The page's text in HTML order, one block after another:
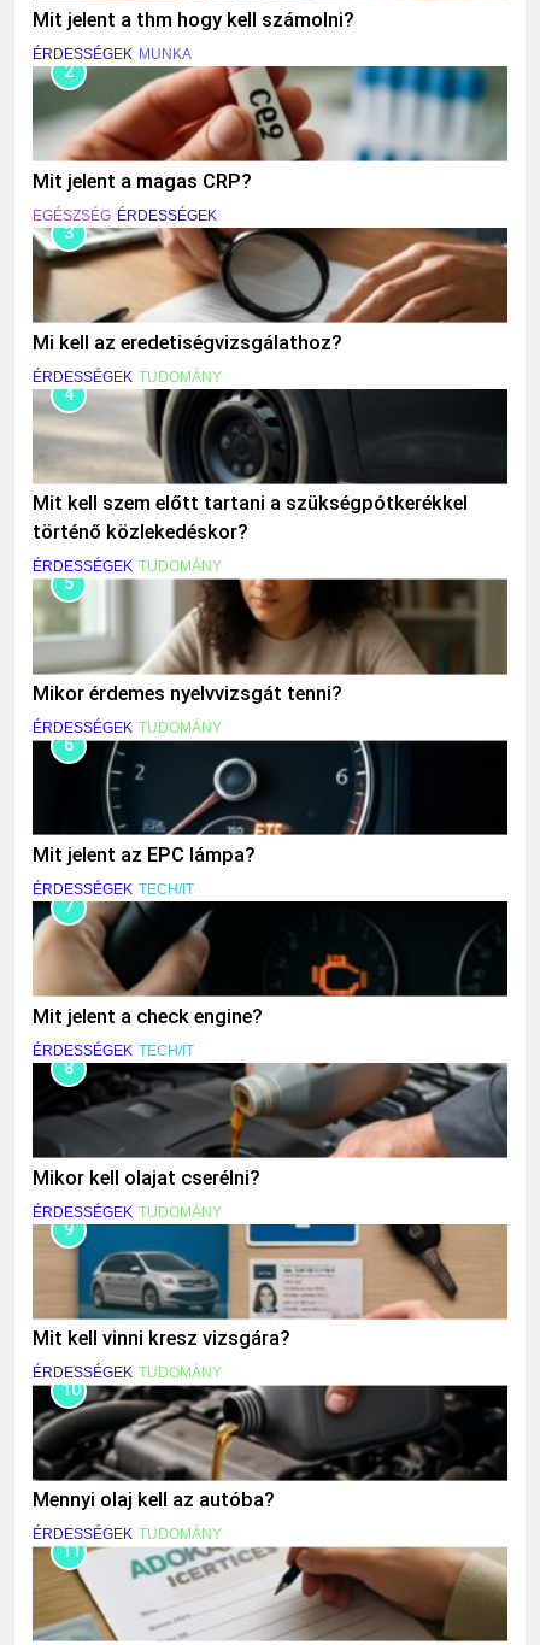
Mit jelent a thm hogy kell számolni?
ÉRDESSÉGEK MUNKA
2
Mit jelent a magas CRP?
EGÉSZSÉG ÉRDESSÉGEK
3
Mi kell az eredetiségvizsgálathoz?
ÉRDESSÉGEK TUDOMÁNY
4
Mit kell szem előtt tartani a szükségpótkerékkel
történő közlekedéskor?
ÉRDESSÉGEK TUDOMÁNY
5
Mikor érdemes nyelvvizsgát tenni?
ÉRDESSÉGEK TUDOMÁNY
6
Mit jelent az EPC lámpa?
ÉRDESSÉGEK TECH/IT
7
Mit jelent a check engine?
ÉRDESSÉGEK TECH/IT
8
Mikor kell olajat cserélni?
ÉRDESSÉGEK TUDOMÁNY
9
Mit kell vinni kresz vizsgára?
ÉRDESSÉGEK TUDOMÁNY
10
Mennyi olaj kell az autóba?
ÉRDESSÉGEK TUDOMÁNY
11